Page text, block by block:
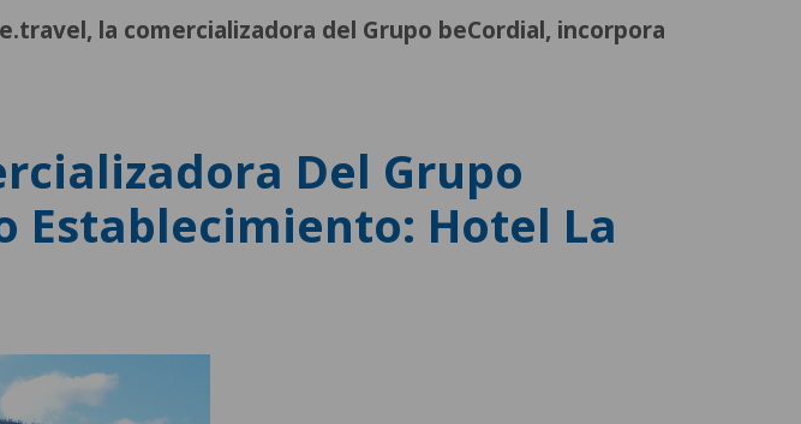
la comercializadora del Grupo beCordial, incorpora
Del Grupo
Establecimiento: Hotel La